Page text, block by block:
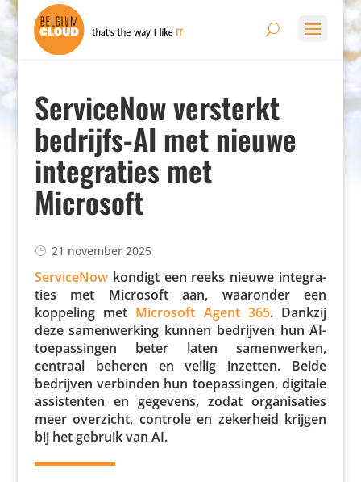
ServiceNow versterkt
bedrijfs-AI met nieuwe
integraties met
Microsoft
21 november 2025
Servi­ceNowkondigt een reeks nieuwe inte­gra­
ties met Microsoft aan, waaronder een
koppeling met Microsoft Agent 365. Dankzij
deze samen­wer­king kunnen bedrijven hun AI-
toepas­singen beter laten samen­werken,
centraal beheren en veilig inzetten. Beide
bedrijven verbinden hun toepas­singen, digitale
assis­tenten en gegevens, zodat orga­ni­sa­ties
meer overzicht, controle en zekerheid krijgen
bij het gebruik van AI.